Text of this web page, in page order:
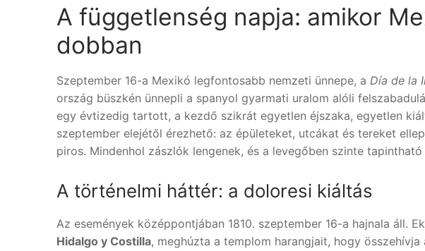
A függetlenség napja: amikor
dobban
Szeptember 16-a Mexikó legfontosabb nemzeti ünnepe, a Día de la
ország büszkén ünnepli a spanyol gyarmati uralom alóli
egy évtizedig tartott, a kezdő szikrát egyetlen éjszaka, egyetlen
szeptember elejétől érezhető: az épületeket, utcákat és tereket
piros. Mindenhol zászlók lengenek, és a levegőben szinte
A történelmi háttér: a doloresi kiáltás
Az események középpontjában 1810. szeptember 16-a hajnala áll.
Hidalgo y Costilla, meghúzta a templom harangjait, hogy